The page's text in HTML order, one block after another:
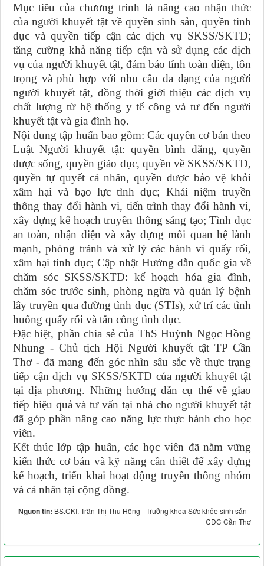
Mục tiêu của chương trình là nâng cao nhận thức
của người khuyết tật về quyền sinh sản, quyền tình
dục và quyền tiếp cận các dịch vụ SKSS/SKTD;
tăng cường khả năng tiếp cận và sử dụng các dịch
vụ của người khuyết tật, đảm bảo tính toàn diện, tôn
trọng và phù hợp với nhu cầu đa dạng của người
người khuyết tật, đồng thời giới thiệu các dịch vụ
chất lượng từ hệ thống y tế công và tư đến người
khuyết tật và gia đình họ.
Nội dung tập huấn bao gồm: Các quyền cơ bản theo
Luật Người khuyết tật: quyền bình đẳng, quyền
được sống, quyền giáo dục, quyền về SKSS/SKTD,
quyền tự quyết cá nhân, quyền được bảo vệ khỏi
xâm hại và bạo lực tình dục; Khái niệm truyền
thông thay đổi hành vi, tiến trình thay đổi hành vi,
xây dựng kế hoạch truyền thông sáng tạo; Tình dục
an toàn, nhận diện và xây dựng mối quan hệ lành
mạnh, phòng tránh và xử lý các hành vi quấy rối,
xâm hại tình dục; Cập nhật Hướng dẫn quốc gia về
chăm sóc SKSS/SKTD: kế hoạch hóa gia đình,
chăm sóc trước sinh, phòng ngừa và quản lý bệnh
lây truyền qua đường tình dục (STIs), xử trí các tình
huống quấy rối và tấn công tình dục.
Đặc biệt, phần chia sẻ của ThS Huỳnh Ngọc Hồng
Nhung - Chủ tịch Hội Người khuyết tật TP Cần
Thơ - đã mang đến góc nhìn sâu sắc về thực trạng
tiếp cận dịch vụ SKSS/SKTD của người khuyết tật
tại địa phương. Những hướng dẫn cụ thể về giao
tiếp hiệu quả và tư vấn tại nhà cho người khuyết tật
đã góp phần nâng cao năng lực thực hành cho học
viên.
Kết thúc lớp tập huấn, các học viên đã nắm vững
kiến thức cơ bản và kỹ năng cần thiết để xây dựng
kế hoạch, triển khai hoạt động truyền thông nhóm
và cá nhân tại cộng đồng.
Nguồn tin: BS.CKI. Trần Thị Thu Hồng - Trưởng khoa Sức khỏe sinh sản -
CDC Cần Thơ